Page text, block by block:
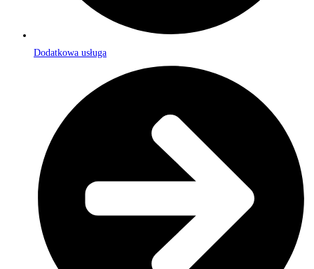
Dodatkowa usługa